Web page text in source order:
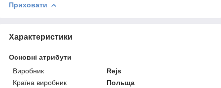
Приховати
Характеристики
Основні атрибути
Виробник
Rejs
Країна виробник
Польща